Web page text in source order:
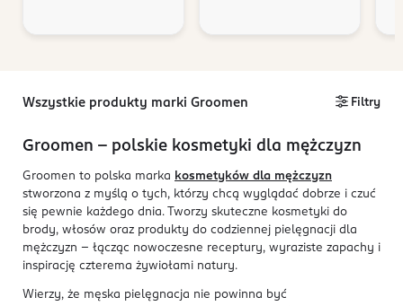
Wszystkie produkty marki Groomen Filtry
Groomen - polskie kosmetyki dla mężczyzn
Groomen to polska marka kosmetyków dla mężczyzn
stworzona z myślą o tych, którzy chcą wyglądać dobrze i czuć
się pewnie każdego dnia. Tworzy skuteczne kosmetyki do
brody, włosów oraz produkty do codziennej pielęgnacji dla
mężczyzn - łącząc nowoczesne receptury, wyraziste zapachy i
inspirację czterema żywiołami natury.
Wierzy, że męska pielęgnacja nie powinna być